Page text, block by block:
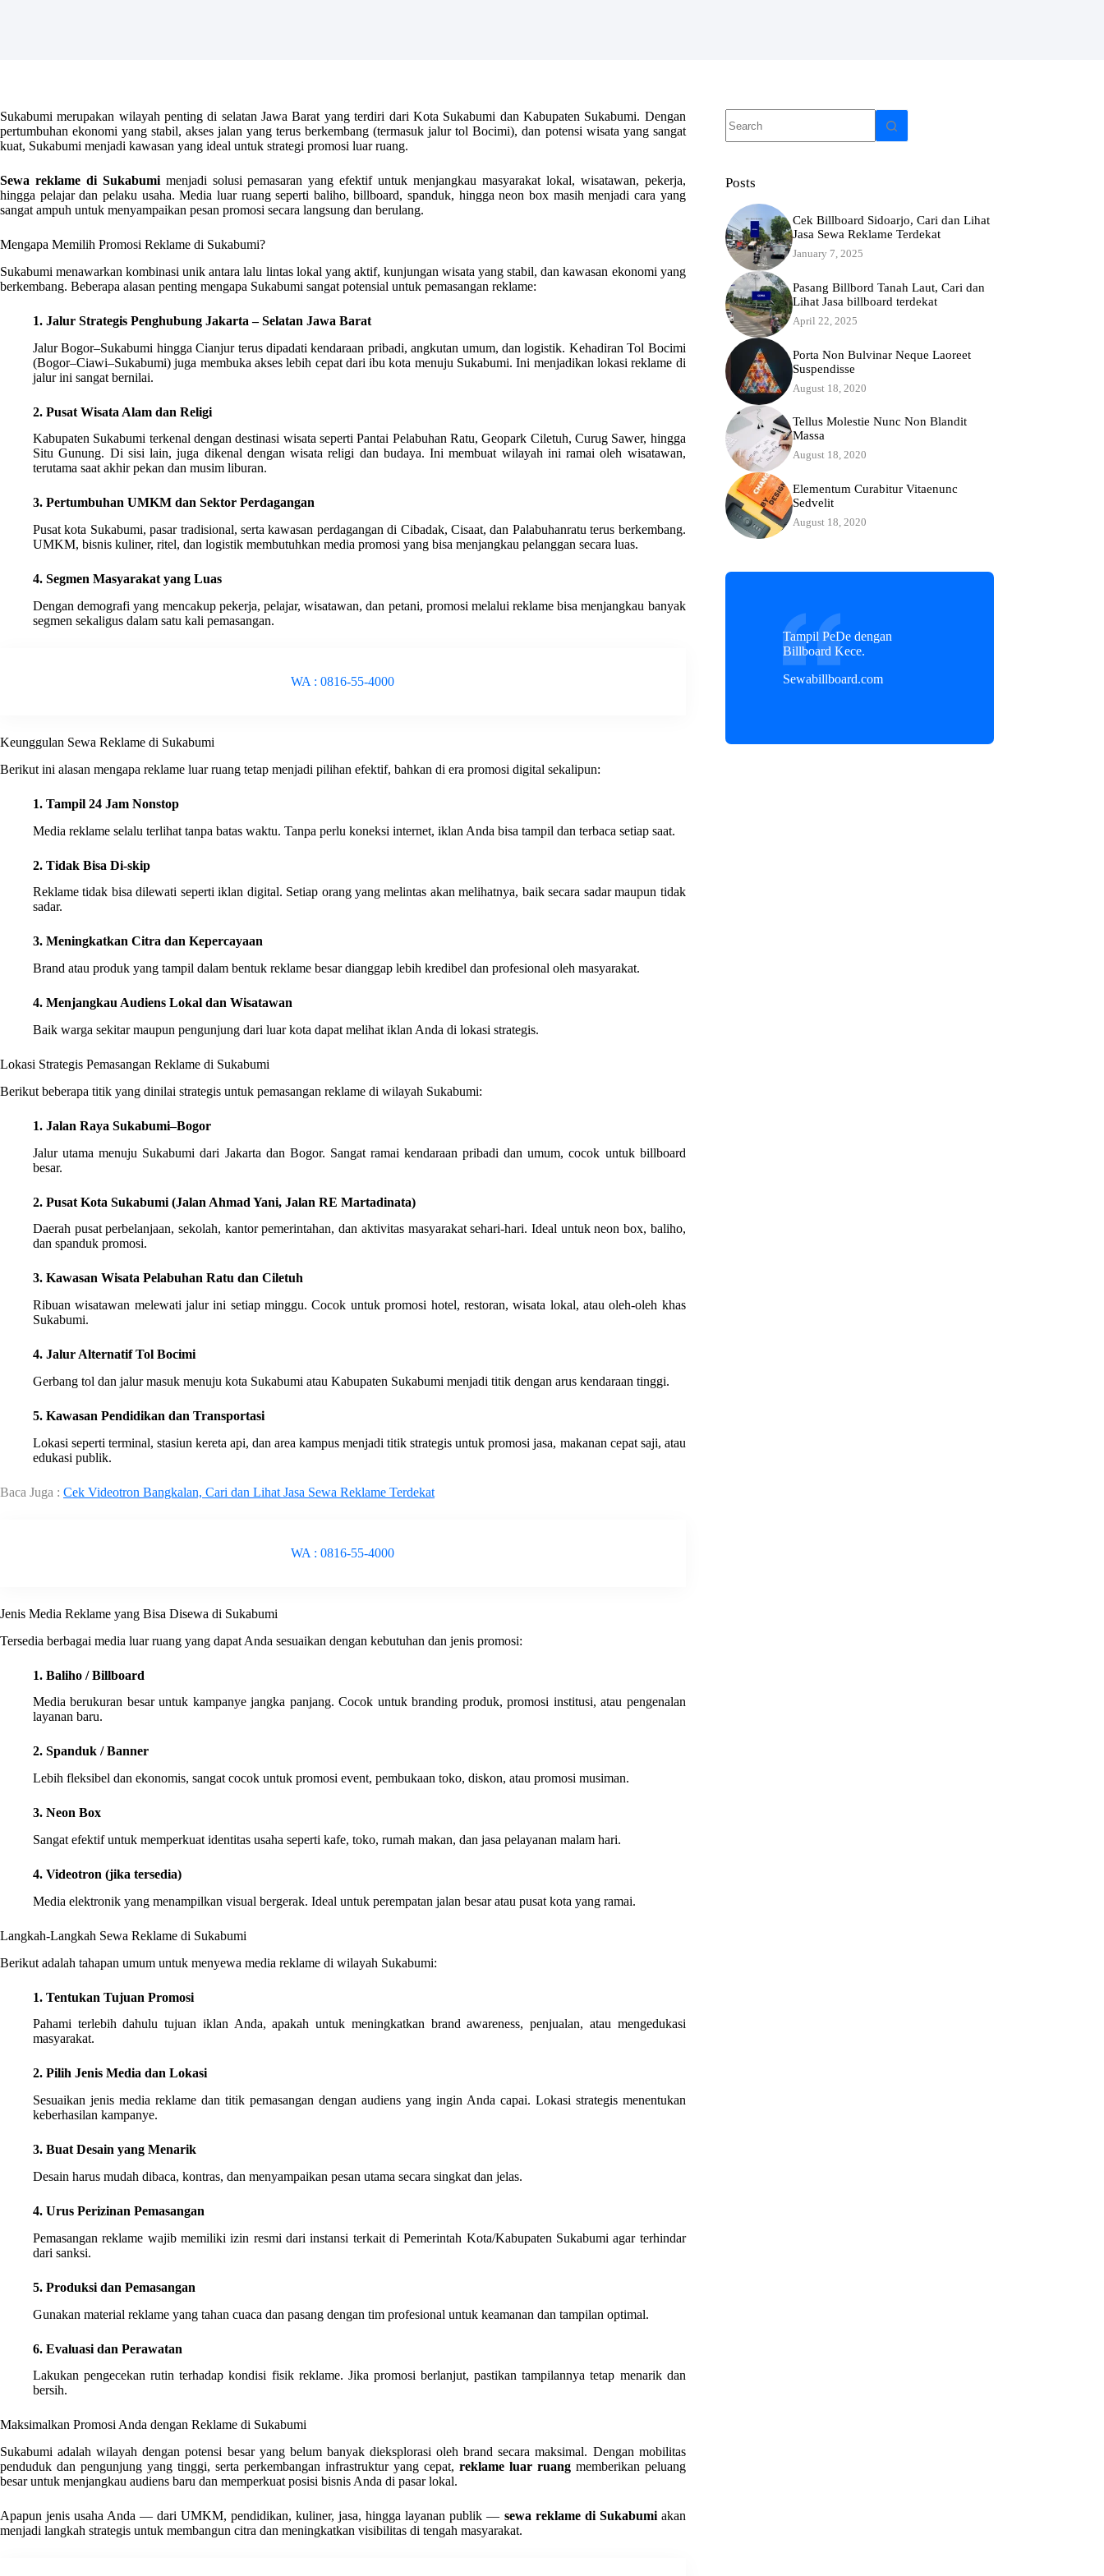
Sukabumi merupakan wilayah penting di selatan Jawa Barat yang terdiri dari Kota Sukabumi dan Kabupaten Sukabumi. Dengan
pertumbuhan ekonomi yang stabil, akses jalan yang terus berkembang (termasuk jalur tol Bocimi), dan potensi wisata yang sangat
kuat, Sukabumi menjadi kawasan yang ideal untuk strategi promosi luar ruang.
Sewa reklame di Sukabumimenjadi solusi pemasaran yang efektif untuk menjangkau masyarakat lokal, wisatawan, pekerja,
hingga pelajar dan pelaku usaha. Media luar ruang seperti baliho, billboard, spanduk, hingga neon box masih menjadi cara yang
sangat ampuh untuk menyampaikan pesan promosi secara langsung dan berulang.
Mengapa Memilih Promosi Reklame di Sukabumi?
Sukabumi menawarkan kombinasi unik antara lalu lintas lokal yang aktif, kunjungan wisata yang stabil, dan kawasan ekonomi yang
berkembang. Beberapa alasan penting mengapa Sukabumi sangat potensial untuk pemasangan reklame:
1. Jalur Strategis Penghubung Jakarta – Selatan Jawa Barat
Jalur Bogor–Sukabumi hingga Cianjur terus dipadati kendaraan pribadi, angkutan umum, dan logistik. Kehadiran Tol Bocimi
(Bogor–Ciawi–Sukabumi) juga membuka akses lebih cepat dari ibu kota menuju Sukabumi. Ini menjadikan lokasi reklame di
jalur ini sangat bernilai.
2. Pusat Wisata Alam dan Religi
Kabupaten Sukabumi terkenal dengan destinasi wisata seperti Pantai Pelabuhan Ratu, Geopark Ciletuh, Curug Sawer, hingga
Situ Gunung. Di sisi lain, juga dikenal dengan wisata religi dan budaya. Ini membuat wilayah ini ramai oleh wisatawan,
terutama saat akhir pekan dan musim liburan.
3. Pertumbuhan UMKM dan Sektor Perdagangan
Pusat kota Sukabumi, pasar tradisional, serta kawasan perdagangan di Cibadak, Cisaat, dan Palabuhanratu terus berkembang.
UMKM, bisnis kuliner, ritel, dan logistik membutuhkan media promosi yang bisa menjangkau pelanggan secara luas.
4. Segmen Masyarakat yang Luas
Dengan demografi yang mencakup pekerja, pelajar, wisatawan, dan petani, promosi melalui reklame bisa menjangkau banyak
segmen sekaligus dalam satu kali pemasangan.
WA : 0816-55-4000
Keunggulan Sewa Reklame di Sukabumi
Berikut ini alasan mengapa reklame luar ruang tetap menjadi pilihan efektif, bahkan di era promosi digital sekalipun:
1. Tampil 24 Jam Nonstop
Media reklame selalu terlihat tanpa batas waktu. Tanpa perlu koneksi internet, iklan Anda bisa tampil dan terbaca setiap saat.
2. Tidak Bisa Di-skip
Reklame tidak bisa dilewati seperti iklan digital. Setiap orang yang melintas akan melihatnya, baik secara sadar maupun tidak
sadar.
3. Meningkatkan Citra dan Kepercayaan
Brand atau produk yang tampil dalam bentuk reklame besar dianggap lebih kredibel dan profesional oleh masyarakat.
4. Menjangkau Audiens Lokal dan Wisatawan
Baik warga sekitar maupun pengunjung dari luar kota dapat melihat iklan Anda di lokasi strategis.
Lokasi Strategis Pemasangan Reklame di Sukabumi
Berikut beberapa titik yang dinilai strategis untuk pemasangan reklame di wilayah Sukabumi:
1. Jalan Raya Sukabumi–Bogor
Jalur utama menuju Sukabumi dari Jakarta dan Bogor. Sangat ramai kendaraan pribadi dan umum, cocok untuk billboard
besar.
2. Pusat Kota Sukabumi (Jalan Ahmad Yani, Jalan RE Martadinata)
Daerah pusat perbelanjaan, sekolah, kantor pemerintahan, dan aktivitas masyarakat sehari-hari. Ideal untuk neon box, baliho,
dan spanduk promosi.
3. Kawasan Wisata Pelabuhan Ratu dan Ciletuh
Ribuan wisatawan melewati jalur ini setiap minggu. Cocok untuk promosi hotel, restoran, wisata lokal, atau oleh-oleh khas
Sukabumi.
4. Jalur Alternatif Tol Bocimi
Gerbang tol dan jalur masuk menuju kota Sukabumi atau Kabupaten Sukabumi menjadi titik dengan arus kendaraan tinggi.
5. Kawasan Pendidikan dan Transportasi
Lokasi seperti terminal, stasiun kereta api, dan area kampus menjadi titik strategis untuk promosi jasa, makanan cepat saji, atau
edukasi publik.
Baca Juga : Cek Videotron Bangkalan, Cari dan Lihat Jasa Sewa Reklame Terdekat
WA : 0816-55-4000
Jenis Media Reklame yang Bisa Disewa di Sukabumi
Tersedia berbagai media luar ruang yang dapat Anda sesuaikan dengan kebutuhan dan jenis promosi:
1. Baliho / Billboard
Media berukuran besar untuk kampanye jangka panjang. Cocok untuk branding produk, promosi institusi, atau pengenalan
layanan baru.
2. Spanduk / Banner
Lebih fleksibel dan ekonomis, sangat cocok untuk promosi event, pembukaan toko, diskon, atau promosi musiman.
3. Neon Box
Sangat efektif untuk memperkuat identitas usaha seperti kafe, toko, rumah makan, dan jasa pelayanan malam hari.
4. Videotron (jika tersedia)
Media elektronik yang menampilkan visual bergerak. Ideal untuk perempatan jalan besar atau pusat kota yang ramai.
Langkah-Langkah Sewa Reklame di Sukabumi
Berikut adalah tahapan umum untuk menyewa media reklame di wilayah Sukabumi:
1. Tentukan Tujuan Promosi
Pahami terlebih dahulu tujuan iklan Anda, apakah untuk meningkatkan brand awareness, penjualan, atau mengedukasi
masyarakat.
2. Pilih Jenis Media dan Lokasi
Sesuaikan jenis media reklame dan titik pemasangan dengan audiens yang ingin Anda capai. Lokasi strategis menentukan
keberhasilan kampanye.
3. Buat Desain yang Menarik
Desain harus mudah dibaca, kontras, dan menyampaikan pesan utama secara singkat dan jelas.
4. Urus Perizinan Pemasangan
Pemasangan reklame wajib memiliki izin resmi dari instansi terkait di Pemerintah Kota/Kabupaten Sukabumi agar terhindar
dari sanksi.
5. Produksi dan Pemasangan
Gunakan material reklame yang tahan cuaca dan pasang dengan tim profesional untuk keamanan dan tampilan optimal.
6. Evaluasi dan Perawatan
Lakukan pengecekan rutin terhadap kondisi fisik reklame. Jika promosi berlanjut, pastikan tampilannya tetap menarik dan
bersih.
Maksimalkan Promosi Anda dengan Reklame di Sukabumi
Sukabumi adalah wilayah dengan potensi besar yang belum banyak dieksplorasi oleh brand secara maksimal. Dengan mobilitas
penduduk dan pengunjung yang tinggi, serta perkembangan infrastruktur yang cepat, reklame luar ruangmemberikan peluang
besar untuk menjangkau audiens baru dan memperkuat posisi bisnis Anda di pasar lokal.
Apapun jenis usaha Anda — dari UMKM, pendidikan, kuliner, jasa, hingga layanan publik — sewa reklame di Sukabumiakan
menjadi langkah strategis untuk membangun citra dan meningkatkan visibilitas di tengah masyarakat.
results
Posts
Cek Billboard Sidoarjo, Cari dan Lihat
Jasa Sewa Reklame Terdekat
January 7, 2025
Pasang Billbord Tanah Laut, Cari dan
Lihat Jasa billboard terdekat
April 22, 2025
Porta Non Bulvinar Neque Laoreet
Suspendisse
August 18, 2020
Tellus Molestie Nunc Non Blandit
Massa
August 18, 2020
Elementum Curabitur Vitaenunc
Sedvelit
August 18, 2020
Tampil PeDe dengan
Billboard Kece.
Sewabillboard.com